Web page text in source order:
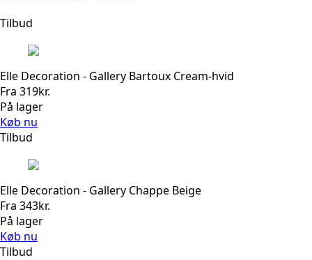
Tilbud
Elle Decoration - Gallery Bartoux Cream-hvid
Fra 319kr.
På lager
Køb nu
Tilbud
Elle Decoration - Gallery Chappe Beige
Fra 343kr.
På lager
Køb nu
Tilbud